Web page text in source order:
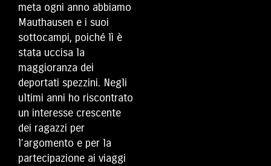
meta ogni anno abbiamo
Mauthausen e i suoi
sottocampi, poiché lì è
stata uccisa la
maggioranza dei
deportati spezzini. Negli
ultimi anni ho riscontrato
un interesse crescente
dei ragazzi per
l’argomento e per la
partecipazione ai viaggi